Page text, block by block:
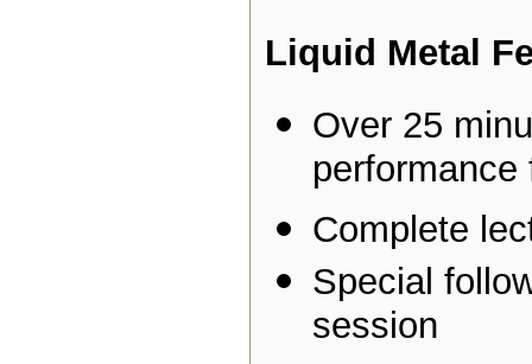
Liquid Metal
Over 25
performance
Complete
Special
session